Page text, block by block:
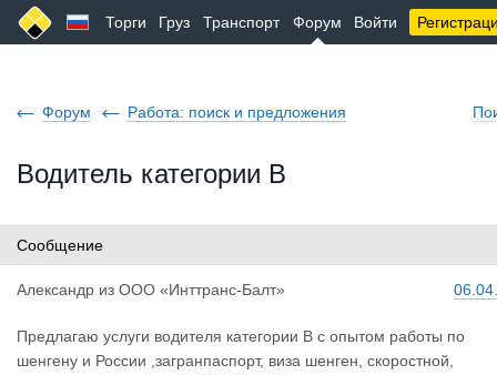
Торги Груз Транспорт Форум Войти
Форум Работа: поиск и предложения
Водитель категории В
Сообщение
Александр из ООО «Инттранс-Балт»
Предлагаю услуги водителя категории В с опытом работы по
шенгену и России ,загранпаспорт, виза шенген, скоростной,